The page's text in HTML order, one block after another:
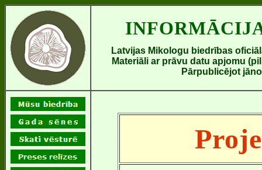
Latvijas Mikologu biedrības
Materiāli ar prāvu datu apjomu
Pārpublicējot